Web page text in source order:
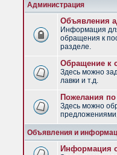
Администрация
Объявления
Информация
обращения к
разделе.
Обращение к
Здесь можно
лавки и т.д.
Пожелания
Здесь можно
Объявления и
Информация